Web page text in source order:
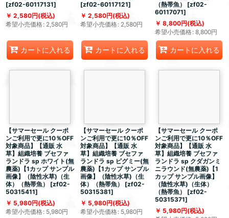
[zf02-60117131]
2,580円(税込)
希望小売価格: 2,580円
カートに入れる
[zf02-60117121]
2,580円(税込)
希望小売価格: 2,580円
カートに入れる
（熱帯魚）
[zf02-
60117071]
8,800円(税込)
希望小売価格: 8,800円
カートに入れる
【サマーセール クーポ
ンご利用で更に10％OFF
対象商品】【通販 水
草】組織培養 ブセファ
ランドラ sp ホワイト(無
農薬)【1カップ サンプル
画像】（陰性水草)（生
体）（熱帯魚）
[zf02-
50315411]
5,980円(税込)
希望小売価格: 5,980円
【サマーセール クーポ
ンご利用で更に10％OFF
対象商品】【通販 水
草】組織培養 ブセファ
ランドラ sp ピグミー(無
農薬)【1カップ サンプル
画像】（陰性水草)（生
体）（熱帯魚）
[zf02-
50315381]
5,980円(税込)
希望小売価格: 5,980円
【サマーセール クーポ
ンご利用で更に10％OFF
対象商品】【通販 水
草】組織培養 ブセファ
ランドラ sp クダガンミ
ニラウンド(無農薬)【1
カップ サンプル画像】
（陰性水草)（生体）
（熱帯魚）
[zf02-
50315371]
5,980円(税込)